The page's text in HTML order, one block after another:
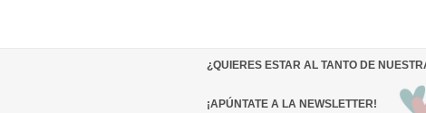
¿QUIERES ESTAR AL TANTO DE
¡APÚNTATE A LA NEWSLETTER!